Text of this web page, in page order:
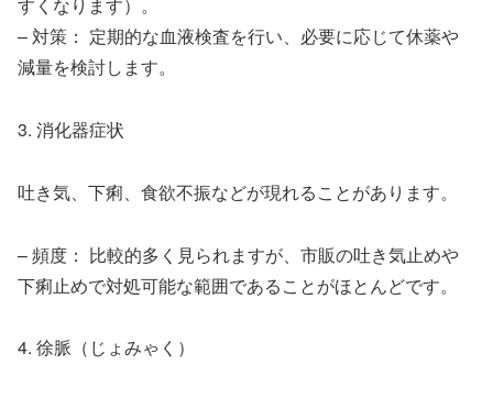
すくなります）。
– 対策： 定期的な血液検査を行い、必要に応じて休薬や
減量を検討します。
3. 消化器症状
吐き気、下痢、食欲不振などが現れることがあります。
– 頻度： 比較的多く見られますが、市販の吐き気止めや
下痢止めで対処可能な範囲であることがほとんどです。
4. 徐脈（じょみゃく）